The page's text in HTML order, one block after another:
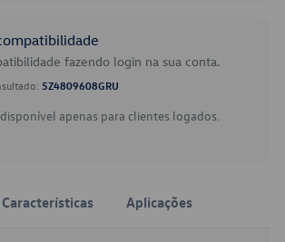
fazendo login na sua conta.
5Z4809608GRU
apenas para clientes logados.
Características Aplicações